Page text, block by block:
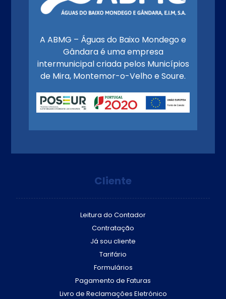
A ABMG – Águas do Baixo Mondego e
Gândara é uma empresa
intermunicipal criada pelos Municípios
de Mira, Montemor-o-Velho e Soure.
Cliente
Leitura do Contador
Contratação
Já sou cliente
Tarifário
Formulários
Pagamento de Faturas
Livro de Reclamações Eletrónico